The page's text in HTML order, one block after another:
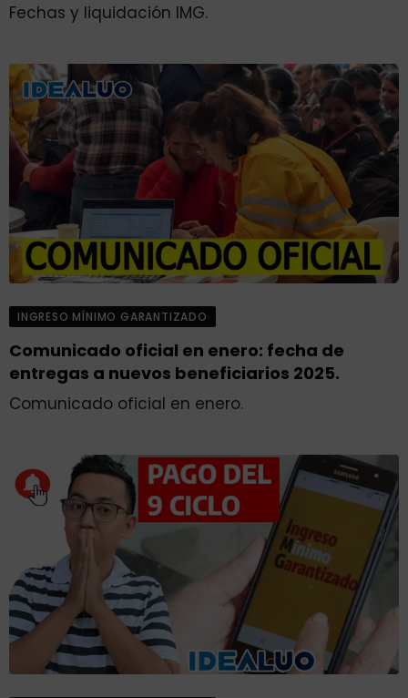
Fechas y liquidación IMG.
INGRESO MÍNIMO GARANTIZADO
Comunicado oficial en enero: fecha de
entregas a nuevos beneficiarios 2025.
Comunicado oficial en enero.